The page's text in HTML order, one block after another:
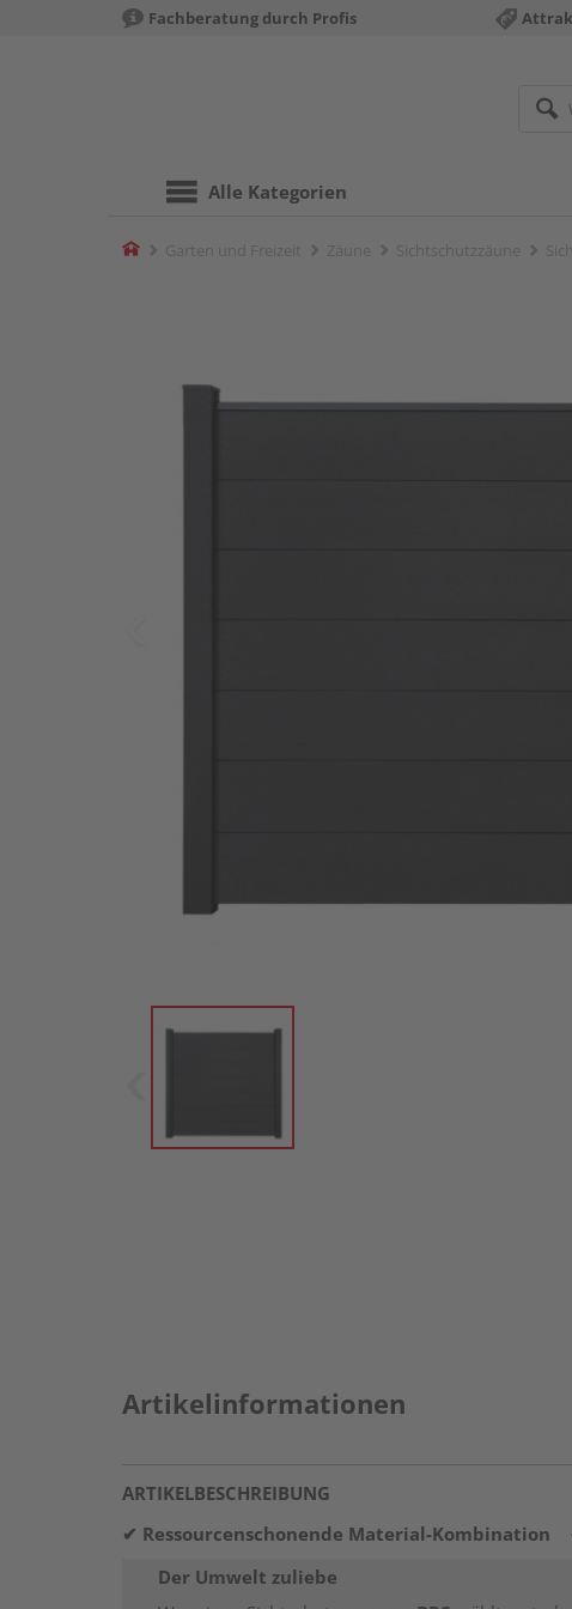
Fachberatung durch Profis
Alle Kategorien
Home
Artikelinformationen
ARTIKELBESCHREIBUNG
✔ Ressourcenschonende Material-Kombination
Der Umwelt zuliebe